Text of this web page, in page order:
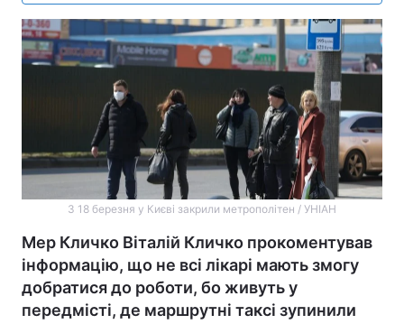
З 18 березня у Києві закрили метрополітен / УНІАН
Мер Кличко Віталій Кличко прокоментував
інформацію, що не всі лікарі мають змогу
добратися до роботи, бо живуть у
передмісті, де маршрутні таксі зупинили